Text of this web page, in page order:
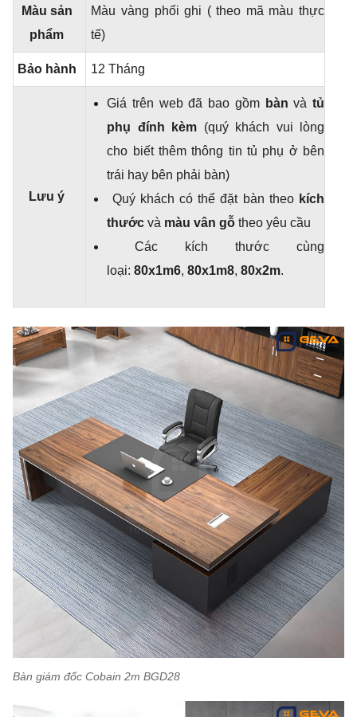
Màu sản
phẩm
Màu vàng phối ghi ( theo mã màu thực
tế)
Bảo hành 12 Tháng
Lưu ý
Giá trên web đã bao gồm bàn vàtủ
phụ đính kèm (quý khách vui lòng
cho biết thêm thông tin tủ phụ ở bên
trái hay bên phải bàn)
Quý khách có thể đặt bàn theo kích
thước và màu vân gỗ theo yêu cầu
Các kích thước cùng
loại:80x1m6,80x1m8,80x2m.
Bàn giám đốc Cobain 2m BGD28